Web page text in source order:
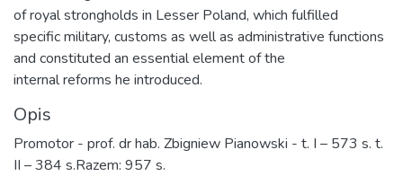
of royal strongholds in Lesser Poland, which fulfilled
specific military, customs as well as administrative functions
and constituted an essential element of the
internal reforms he introduced.
Opis
Promotor - prof. dr hab. Zbigniew Pianowski - t. I – 573 s. t.
II – 384 s.Razem: 957 s.